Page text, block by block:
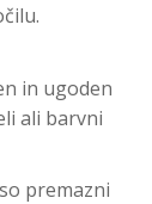
in ugoden
ali barvni
premazni